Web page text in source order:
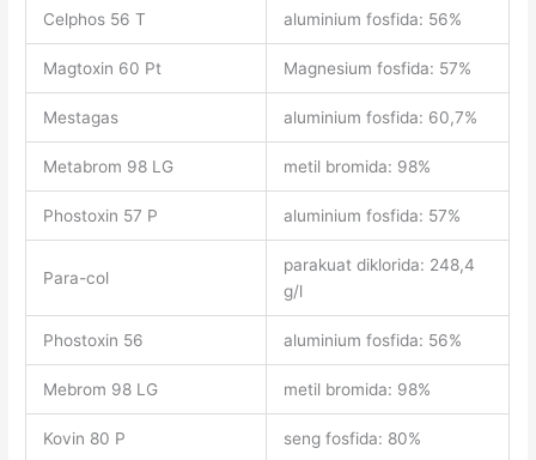
Celphos 56 T aluminium fosfida: 56%
Magtoxin 60 Pt Magnesium fosfida: 57%
Mestagas aluminium fosfida: 60,7%
Metabrom 98 LG metil bromida: 98%
Phostoxin 57 P aluminium fosfida: 57%
Para-col
parakuat diklorida: 248,4
g/l
Phostoxin 56 aluminium fosfida: 56%
Mebrom 98 LG metil bromida: 98%
Kovin 80 P seng fosfida: 80%